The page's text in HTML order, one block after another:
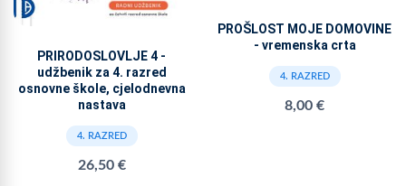
PRIRODOSLOVLJE 4 -
udžbenik za 4. razred
osnovne škole, cjelodnevna
nastava
4. RAZRED
26,50 €
PROŠLOST MOJE DOMOVINE
- vremenska crta
4. RAZRED
8,00 €